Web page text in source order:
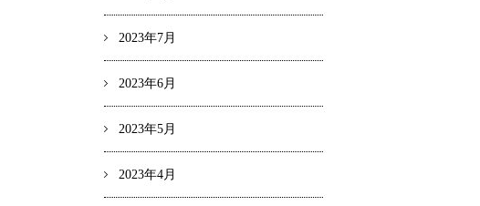
2023年7月
2023年6月
2023年5月
2023年4月